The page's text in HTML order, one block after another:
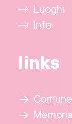
Luoghi
Info
links